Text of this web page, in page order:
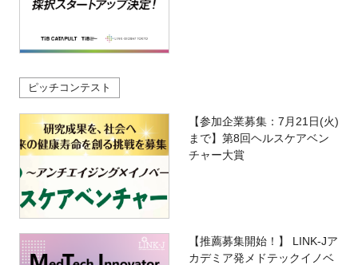
ピッチコンテスト
【参加企業募集：7月21日(火)
まで】第8回ヘルスケアベン
チャー大賞
【推薦募集開始！】 LINK-Jア
カデミア発メドテックイノベ